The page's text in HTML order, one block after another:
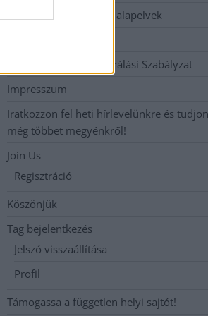
Etikai és függetlenségi alapelvek
Hozzászólási és Moderálási Szabályzat
Impresszum
Iratkozzon fel heti hírlevelünkre és
még többet megyénkről!
Join Us
Regisztráció
Köszönjük
Tag bejelentkezés
Jelszó visszaállítása
Profil
Támogassa a független helyi sajtót!